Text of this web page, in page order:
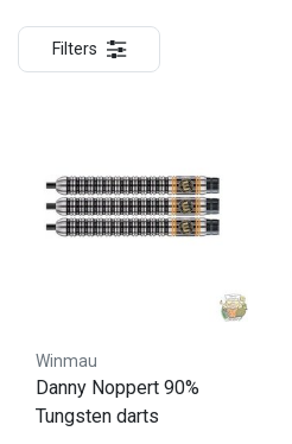
Filters
Winmau
Danny Noppert 90%
Tungsten darts